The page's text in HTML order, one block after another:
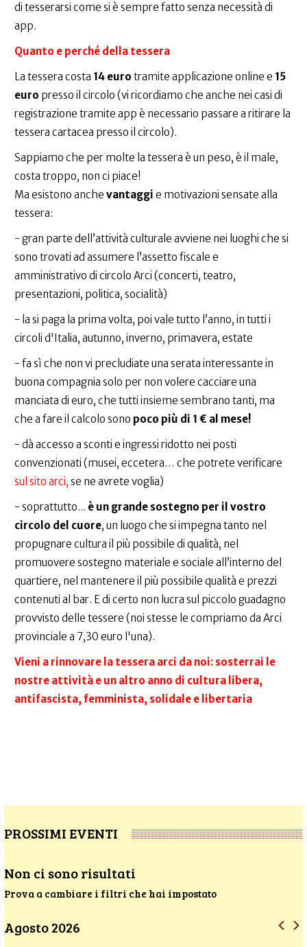
di tesserarsi come si è sempre fatto senza necessità di
app.
Quanto e perché della tessera
La tessera costa 14 euro tramite applicazione online e 15
euro presso il circolo (vi ricordiamo che anche nei casi di
registrazione tramite app è necessario passare a ritirare la
tessera cartacea presso il circolo).
Sappiamo che per molte la tessera è un peso, è il male,
costa troppo, non ci piace!
Ma esistono anche vantaggi e motivazioni sensate alla
tessera:
- gran parte dell’attività culturale avviene nei luoghi che si
sono trovati ad assumere l’assetto fiscale e
amministrativo di circolo Arci (concerti, teatro,
presentazioni, politica, socialità)
- la si paga la prima volta, poi vale tutto l’anno, in tutti i
circoli d'Italia, autunno, inverno, primavera, estate
- fa sì che non vi precludiate una serata interessante in
buona compagnia solo per non volere cacciare una
manciata di euro, che tutti insieme sembrano tanti, ma
che a fare il calcolo sono poco più di 1 € al mese!
- dà accesso a sconti e ingressi ridotto nei posti
convenzionati (musei, eccetera… che potrete verificare
sul sito arci, se ne avrete voglia)
- soprattutto... è un grande sostegno per il vostro
circolo del cuore, un luogo che si impegna tanto nel
propugnare cultura il più possibile di qualità, nel
promuovere sostegno materiale e sociale all’interno del
quartiere, nel mantenere il più possibile qualità e prezzi
contenuti al bar. E di certo non lucra sul piccolo guadagno
provvisto delle tessere (noi stesse le compriamo da Arci
provinciale a 7,30 euro l'una).
Vieni a rinnovare la tessera arci da noi: sosterrai le
nostre attività e un altro anno di cultura libera,
antifascista, femminista, solidale e libertaria
PROSSIMI EVENTI
Non ci sono risultati
Prova a cambiare i filtri che hai impostato
Agosto 2026